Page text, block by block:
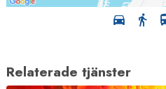
Relaterade tjänster